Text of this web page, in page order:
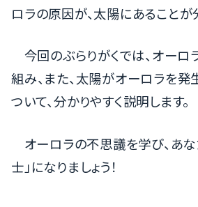
ロラの原因が、太陽にあることが
今回のぶらりがくでは、オーロ
組み、また、太陽がオーロラを
ついて、分かりやすく説明します。
オーロラの不思議を学び、あ
士」になりましょう！